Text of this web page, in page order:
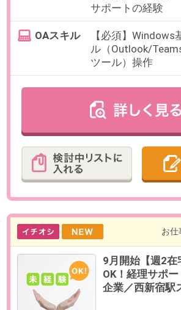
即日～長期
※9月開始のご相談も可能です。
給与 時給1,750円(交通費全額支給)
【必須】データ入力のご経験、ネ
使用経験
専門知識不要＊メール対応など受
講生向け事務サポート